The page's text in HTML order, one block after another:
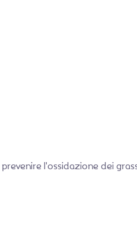
l'ossidazione dei